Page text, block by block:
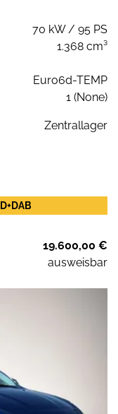
70 kW / 95 PS
1.368 cm³
Euro6d-TEMP
1 (None)
Zentrallager
19.600,00 €
ausweisbar